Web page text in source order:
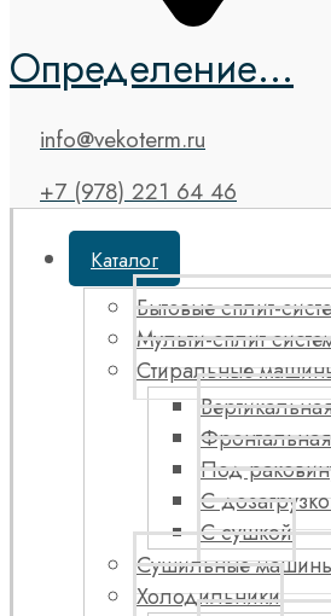
Определение...
info@vekoterm.ru
+7 (978) 221 64 46
Каталог
Бытовые сплит-
Мульти-сплит
Стиральные
Фронтальная
Под
С
С сушкой
Сушильные
Холодильники